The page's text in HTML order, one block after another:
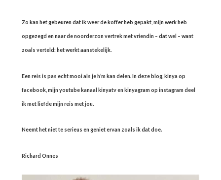
Zo kan het gebeuren dat ik weer de koffer heb gepakt, mijn werk heb
opgezegd en naar de noorderzon vertrek met vriendin – dat wel – want
zoals verteld: het werkt aanstekelijk.
Een reis is pas echt mooi als je h’m kan delen. In deze blog, kinya op
facebook, mijn youtube kanaal kinyatv en kinyagram op instagram deel
ik met liefde mijn reis met jou.
Neemt het niet te serieus en geniet ervan zoals ik dat doe.
Richard Onnes